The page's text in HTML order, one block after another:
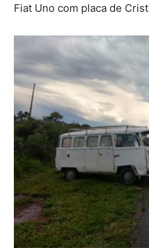
Fiat Uno com placa de